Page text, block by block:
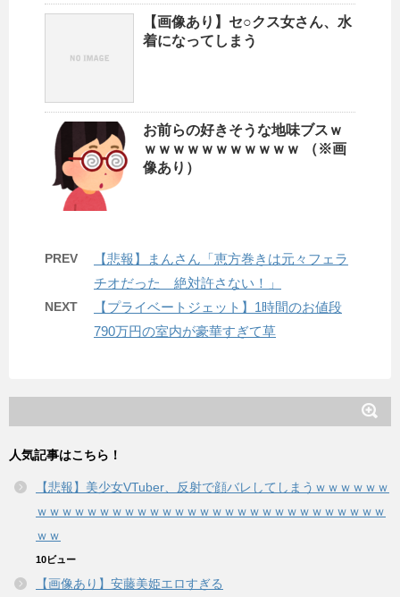
【画像あり】セ○クス女さん、水
着になってしまう
お前らの好きそうな地味ブスｗ
ｗｗｗｗｗｗｗｗｗｗｗ （※画
像あり）
PREV
【悲報】まんさん「恵方巻きは元々フェラ
チオだった 絶対許さない！」
NEXT
【プライベートジェット】1時間のお値段
790万円の室内が豪華すぎて草
人気記事はこちら！
【悲報】美少女VTuber、反射で顔バレしてしまうｗｗｗｗｗｗ
ｗｗｗｗｗｗｗｗｗｗｗｗｗｗｗｗｗｗｗｗｗｗｗｗｗｗｗｗ
ｗｗ
10ビュー
【画像あり】安藤美姫エロすぎる